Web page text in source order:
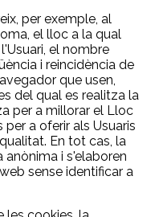
per exemple, al
el lloc a la qual
el nombre
i reincidència de
que usen,
del qual es realitza la
per a millorar el Lloc
a oferir als Usuaris
En tot cas, la
i s'elaboren
sense identificar a